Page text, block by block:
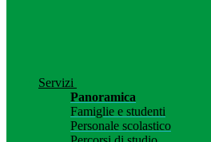
Servizi
Panoramica
Famiglie e studenti
Personale scolastico